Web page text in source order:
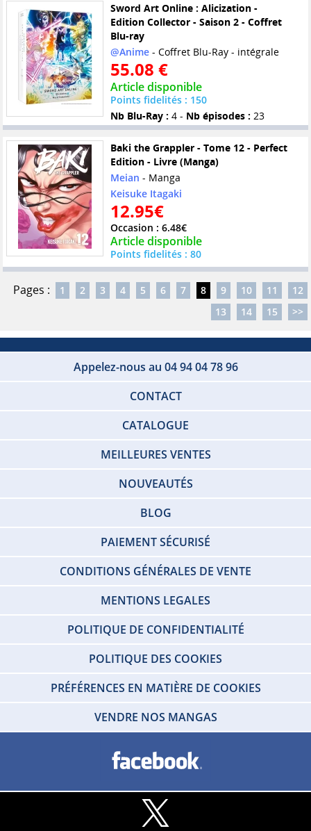
Sword Art Online : Alicization -
Edition Collector - Saison 2 - Coffret
Blu-ray
@Anime- Coffret Blu-Ray - intégrale
55.08 €
Article disponible
Points fidelités : 150
Nb Blu-Ray : 4 - Nb épisodes : 23
Baki the Grappler - Tome 12 - Perfect
Edition - Livre (Manga)
Meian - Manga
Keisuke Itagaki
12.95€
Occasion : 6.48€
Article disponible
Points fidelités : 80
Pages : 1 2 3 4 5 6 7 8 9 10 11
12
13
14 15 >>
Appelez-nous au 04 94 04 78 96
CONTACT
CATALOGUE
MEILLEURES VENTES
NOUVEAUTÉS
BLOG
PAIEMENT SÉCURISÉ
CONDITIONS GÉNÉRALES DE VENTE
MENTIONS LEGALES
POLITIQUE DE CONFIDENTIALITÉ
POLITIQUE DES COOKIES
PRÉFÉRENCES EN MATIÈRE DE COOKIES
VENDRE NOS MANGAS